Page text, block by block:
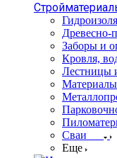
Древесно-
Заборы и
Кровля,
Лестницы
Материалы
Сваи
Еще